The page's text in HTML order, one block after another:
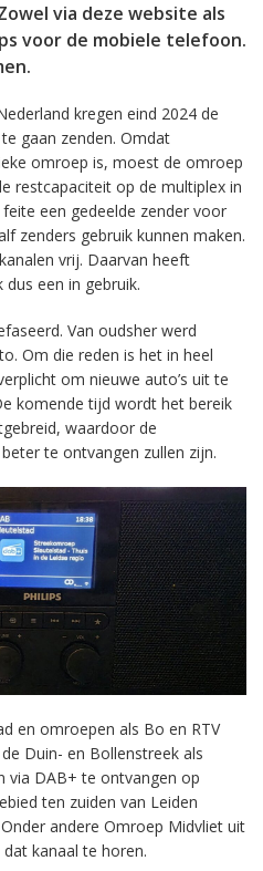
via deze website als
voor de mobiele telefoon.
kregen eind 2024 de
gaan zenden. Omdat
omroep is, moest de omroep
restcapaciteit op de multiplex in
een gedeelde zender voor
zenders gebruik kunnen maken.
vrij. Daarvan heeft
een in gebruik.
Van oudsher werd
Om die reden is het in heel
om nieuwe auto’s uit te
komende tijd wordt het bereik
waardoor de
te ontvangen zullen zijn.
en omroepen als Bo en RTV
Duin- en Bollenstreek als
via DAB+ te ontvangen op
ten zuiden van Leiden
andere Omroep Midvliet uit
kanaal te horen.